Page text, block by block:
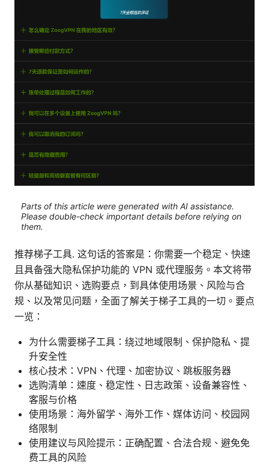
Parts of this article were generated with AI assistance.
Please double-check important details before relying on
them.
推荐梯子工具. 这句话的答案是：你需要一个稳定、快速
且具备强大隐私保护功能的 VPN 或代理服务。本文将带
你从基础知识、选购要点，到具体使用场景、风险与合
规、以及常见问题，全面了解关于梯子工具的一切。要点
一览：
为什么需要梯子工具：绕过地域限制、保护隐私、提
升安全性
核心技术：VPN、代理、加密协议、跳板服务器
选购清单：速度、稳定性、日志政策、设备兼容性、
客服与价格
使用场景：海外留学、海外工作、媒体访问、校园网
络限制
使用建议与风险提示：正确配置、合法合规、避免免
费工具的风险